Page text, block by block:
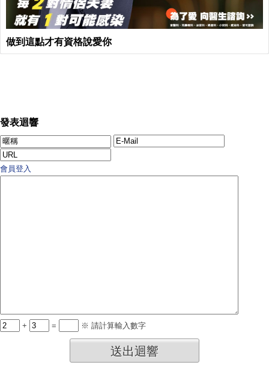
做到這點才有資格說愛你
發表迴響
會員登入
+ = ※ 請計算輸入數字
送出迴響